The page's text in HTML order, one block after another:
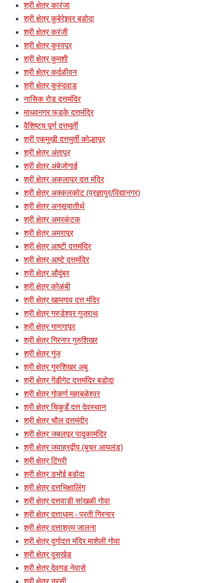
श्री क्षेत्र कारंजा
श्री क्षेत्र कुबेरेश्र्वर बडोदा
श्री क्षेत्र करंजी
श्री क्षेत्र कुरवपूर
श्री क्षेत्र कुमशी
श्री क्षेत्र कर्दळीवन
श्री क्षेत्र कुरुंदवाड
नासिक रोड दत्तमंदिर
माधवनगर फडके दत्तमंदिर
वैशिष्ट्य पूर्ण दत्तमूर्ती
श्री एकमुखी दत्तमुर्ती कोल्हापूर
श्री क्षेत्र अंतापूर
श्री क्षेत्र अंबेजोगाई
श्री क्षेत्र अकलापूर दत्त मंदिर
श्री क्षेत्र अक्कलकोट (प्रज्ञापुर/विद्यानगर)
श्री क्षेत्र अनसूयातीर्थ
श्री क्षेत्र अमरकंटक
श्री क्षेत्र अमरापूर
श्री क्षेत्र आष्टी दत्तमंदिर
श्री क्षेत्र आष्टे दत्तमंदिर
श्री क्षेत्र औदुंबर
श्री क्षेत्र कोळंबी
श्री क्षेत्र खामगाव दत्त मंदिर
श्री क्षेत्र गरुडेश्वर गुजराथ
श्री क्षेत्र गाणगापूर
श्री क्षेत्र गिरनार गुरुशिखर
श्री क्षेत्र गुंज
श्री क्षेत्र गुरुशिखर अबु
श्री क्षेत्र गेंडीगेट दत्तमंदिर बडोदा
श्री क्षेत्र गोकर्ण महाबळेश्वर
श्री क्षेत्र चिकुर्डे दत्त देवस्थान
श्री क्षेत्र चौल दत्तमंदीर
श्री क्षेत्र जबलपूर पादुकामंदिर
श्री क्षेत्र जवाहरद्वीप (बुचर आयलंड)
श्री क्षेत्र टिंगरी
श्री क्षेत्र डभोई बडोदा
श्री क्षेत्र दत्तभिक्षालिंग
श्री क्षेत्र दत्तवाडी सांखळी गोवा
श्री क्षेत्र दत्ताधाम - प्रती गिरनार
श्री क्षेत्र दत्ताश्रम जालना
श्री क्षेत्र दुर्गादत्त मंदिर माशेली गोवा
श्री क्षेत्र दुसखेड
श्री क्षेत्र देवगड नेवासे
श्री क्षेत्र नरसी